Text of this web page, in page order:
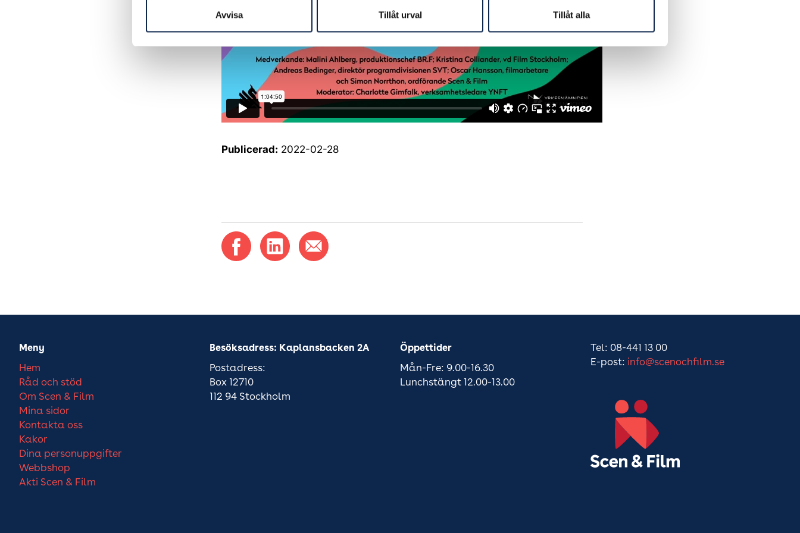
Avvisa Tillåt urval Tillåt alla
Publicerad: 2022-02-28
Meny
Hem
Råd och stöd
Om Scen & Film
Mina sidor
Kontakta oss
Kakor
Dina personuppgifter
Webbshop
Akti Scen & Film
Besöksadress: Kaplansbacken 2A
Postadress:
Box 12710
112 94 Stockholm
Öppettider
Mån-Fre: 9.00-16.30
Lunchstängt 12.00-13.00
Tel: 08-441 13 00
E-post: info@scenochfilm.se